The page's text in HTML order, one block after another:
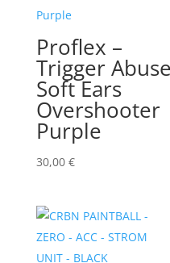
Proflex –
Trigger Abuse
Soft Ears
Overshooter
Purple
30,00 €